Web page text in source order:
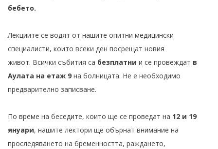
бебето.
Лекциите се водят от нашите опитни медицински
специалисти, които всеки ден посрещат новия
живот. Всички събития са безплатни и се провеждат в
Аулата на етаж 9 на болницата. Не е необходимо
предварително записване.
По време на беседите, които ще се проведат на 12 и 19
януари, нашите лектори ще обърнат внимание на
проследяването на бременността, раждането,